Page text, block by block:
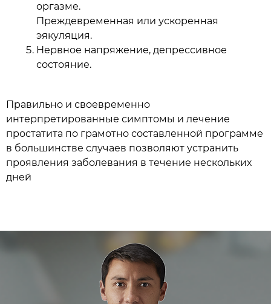
оргазме.
Преждевременная или ускоренная
эякуляция.
Нервное напряжение, депрессивное
состояние.
Правильно и своевременно
интерпретированные симптомы и лечение
простатита по грамотно составленной программе
в большинстве случаев позволяют устранить
проявления заболевания в течение нескольких
дней